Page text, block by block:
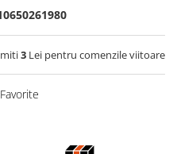
3 Lei pentru comenzile viitoare